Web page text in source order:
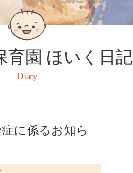
育園 ほいく日記
Diary
に係るお知ら